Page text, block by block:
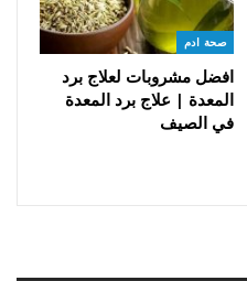
صحة ادم
افضل مشروبات لعلاج برد
المعدة | علاج برد المعدة
في الصيف